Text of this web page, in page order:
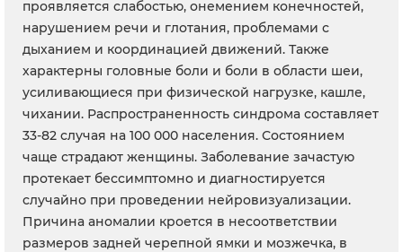
проявляется слабостью, онемением конечностей,
нарушением речи и глотания, проблемами с
дыханием и координацией движений. Также
характерны головные боли и боли в области шеи,
усиливающиеся при физической нагрузке, кашле,
чихании. Распространенность синдрома составляет
33-82 случая на 100 000 населения. Состоянием
чаще страдают женщины. Заболевание зачастую
протекает бессимптомно и диагностируется
случайно при проведении нейровизуализации.
Причина аномалии кроется в несоответствии
размеров задней черепной ямки и мозжечка, в